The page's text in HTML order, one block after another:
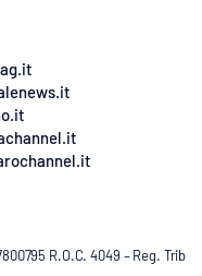
R.O.C. 4049 – Reg. Trib